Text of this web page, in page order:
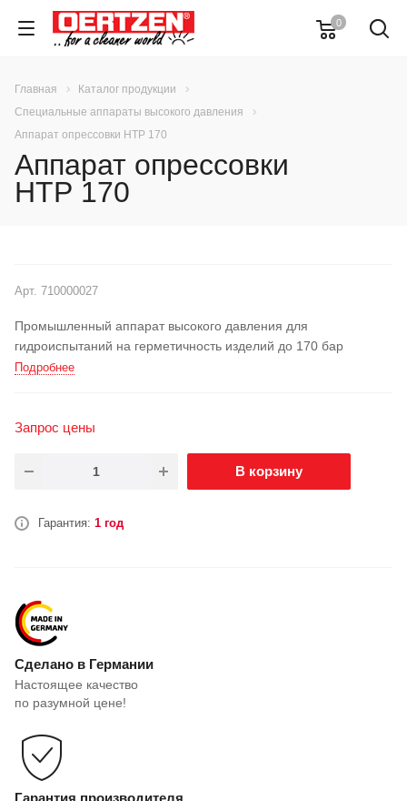
0
Главная
Каталог продукции
Специальные аппараты высокого давления
Аппарат опрессовки НТР 170
Аппарат опрессовки
НТР 170
Арт. 710000027
Промышленный аппарат высокого давления для
гидроиспытаний на герметичность изделий до 170 бар
Подробнее
Запрос цены
В корзину
Гарантия: 1 год
Сделано в Германии
Настоящее качество
по разумной цене!
Гарантия производителя